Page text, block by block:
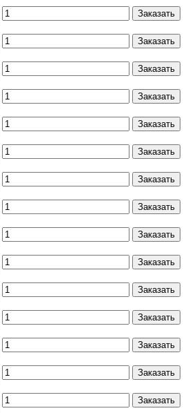
Заказать
Заказать
Заказать
Заказать
Заказать
Заказать
Заказать
Заказать
Заказать
Заказать
Заказать
Заказать
Заказать
Заказать
Заказать